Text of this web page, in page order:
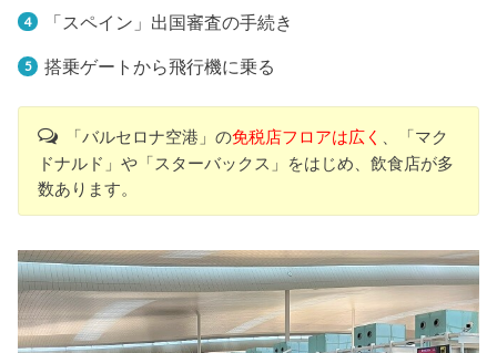
「スペイン」出国審査の手続き
搭乗ゲートから飛行機に乗る
「バルセロナ空港」の免税店フロアは広く
、「マク
ドナルド」や「スターバックス」をはじめ、飲食店が多
数あります。